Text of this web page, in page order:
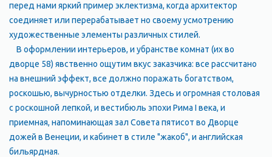
перед нами яркий пример эклектизма, когда архитектор
соединяет или перерабатывает но своему усмотрению
художественные элементы различных стилей.
В оформлении интерьеров, и убранстве комнат (их во
дворце 58) явственно ощутим вкус заказчика: все рассчитано
на внешний эффект, все должно поражать богатством,
роскошью, вычурностью отделки. Здесь и огромная столовая
с роскошной лепкой, и вестибюль эпохи Рима I века, и
приемная, напоминающая зал Совета пятисот во Дворце
дожей в Венеции, и кабинет в стиле "жакоб", и английская
бильярдная.